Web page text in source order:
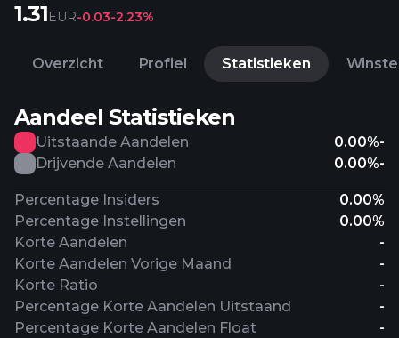
1.31EUR-0.03-2.23%
Overzicht Profiel Statistieken
Aandeel Statistieken
Uitstaande Aandelen 0.00%-
Drijvende Aandelen
0.00%-
Percentage Insiders
0.00%
Percentage Instellingen
0.00%
Korte Aandelen
-
Korte Aandelen Vorige Maand
-
Korte Ratio
-
Percentage Korte Aandelen Uitstaand
-
Percentage Korte Aandelen Float
-